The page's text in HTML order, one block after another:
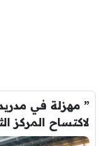
” مهزلة في
لاكتساح المركز